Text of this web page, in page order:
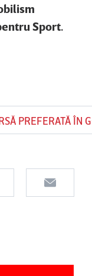
Sport.
PREFERATĂ ÎN